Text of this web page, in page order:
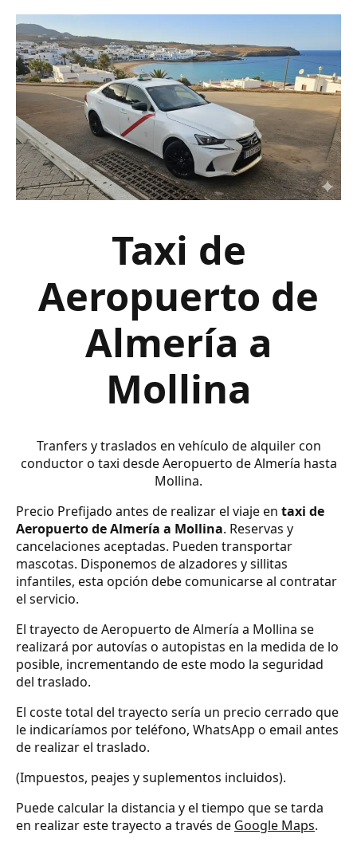
Taxi de
Aeropuerto de
Almería a
Mollina
Tranfers y traslados en vehículo de alquiler con
conductor o taxi desde Aeropuerto de Almería hasta
Mollina.
Precio Prefijado antes de realizar el viaje en taxi de
Aeropuerto de Almería a Mollina. Reservas y
cancelaciones aceptadas. Pueden transportar
mascotas. Disponemos de alzadores y sillitas
infantiles, esta opción debe comunicarse al contratar
el servicio.
El trayecto de Aeropuerto de Almería a Mollina se
realizará por autovías o autopistas en la medida de lo
posible, incrementando de este modo la seguridad
del traslado.
El coste total del trayecto sería un precio cerrado que
le indicaríamos por teléfono, WhatsApp o email antes
de realizar el traslado.
(Impuestos, peajes y suplementos incluidos).
Puede calcular la distancia y el tiempo que se tarda
en realizar este trayecto a través de Google Maps.